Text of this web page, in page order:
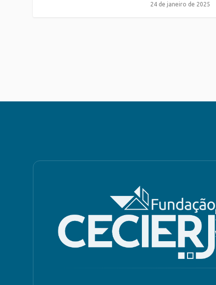
24 de janeiro de 2025